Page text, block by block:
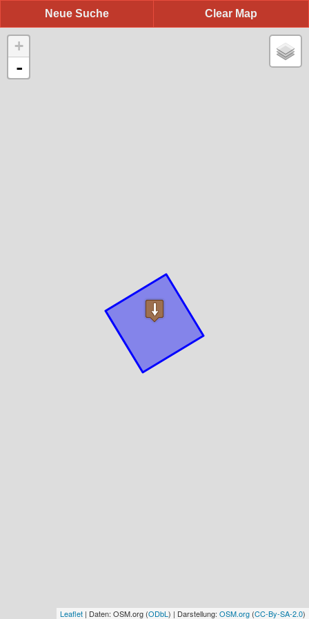
Clear Map
Neue Suche
+
-
Leaflet | Daten: OSM.org (ODbL ) | Darstellung: OSM.org (CC-By-SA-2.0)